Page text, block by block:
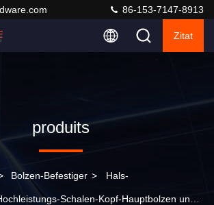
86-153-7147-8913
Zitat
produits
Bolzen-Befestiger > Hals-
Schalen-Kopf-Hauptbolzen und